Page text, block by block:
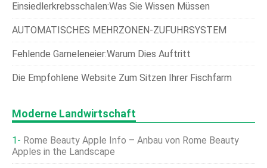
Einsiedlerkrebsschalen:Was Sie Wissen Müssen
AUTOMATISCHES MEHRZONEN-ZUFUHRSYSTEM
Fehlende Garneleneier:Warum Dies Auftritt
Die Empfohlene Website Zum Sitzen Ihrer Fischfarm
Moderne Landwirtschaft
Rome Beauty Apple Info – Anbau von Rome Beauty
Apples in the Landscape